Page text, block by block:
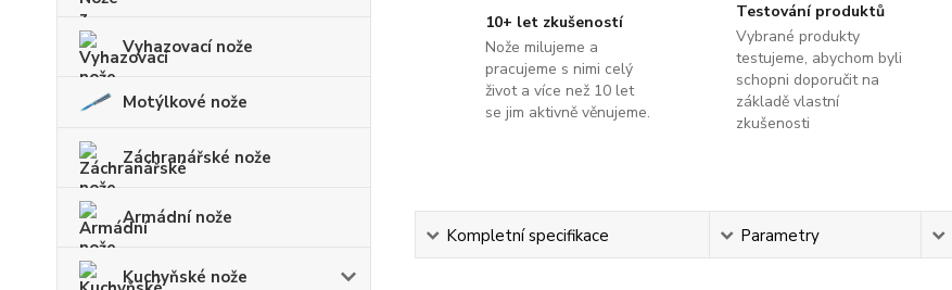
Vyhazovací nože
Motýlkové nože
Záchranářské nože
Armádní nože
Kuchyňské nože
10+ let zkušeností
Nože milujeme a
pracujeme s nimi celý
život a více než 10 let
se jim aktivně věnujeme.
Testování produktů
Vybrané produkty
testujeme, abychom byli
schopni doporučit na
základě vlastní
zkušenosti
Kompletní specifikace Parametry